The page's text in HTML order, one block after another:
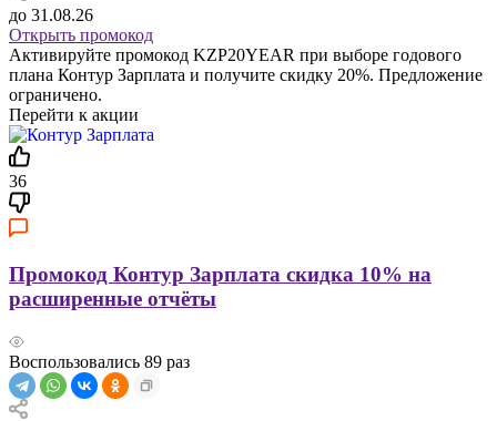
до 31.08.26
Открыть промокод
Активируйте промокод KZP20YEAR при выборе годового
плана Контур Зарплата и получите скидку 20%. Предложение
ограничено.
Перейти к акции
36
Промокод Контур Зарплата скидка 10% на
расширенные отчёты
Воспользовались 89 раз